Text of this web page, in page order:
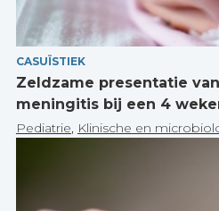
CASUÏSTIEK
Zeldzame presentatie
meningitis bij een 4
Pediatrie, Klinische en